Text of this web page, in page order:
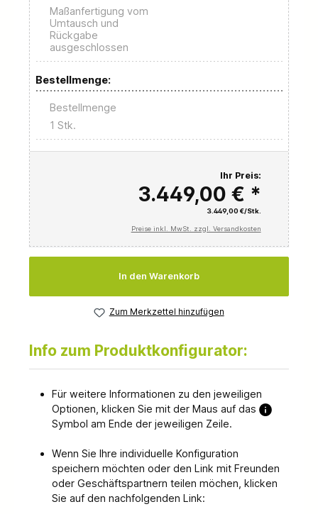
Maßanfertigung vom
Umtausch und
Rückgabe
ausgeschlossen
Bestellmenge:
Bestellmenge
1 Stk.
Ihr Preis:
3.449,00 € *
3.449,00 €/Stk.
Preise inkl. MwSt. zzgl. Versandkosten
Anzahl
In den Warenkorb
Zum Merkzettel hinzufügen
Info zum Produktkonfigurator:
Für weitere Informationen zu den jeweiligen
Optionen, klicken Sie mit der Maus auf das
Symbol am Ende der jeweiligen Zeile.
Wenn Sie Ihre individuelle Konfiguration
speichern möchten oder den Link mit Freunden
oder Geschäftspartnern teilen möchen, klicken
Sie auf den nachfolgenden Link: